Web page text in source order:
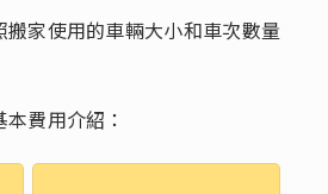
家使用的車輛大小和車次數量
費用介紹：